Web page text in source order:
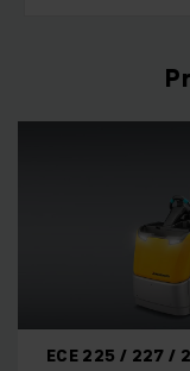
ECE 225 / 227 /